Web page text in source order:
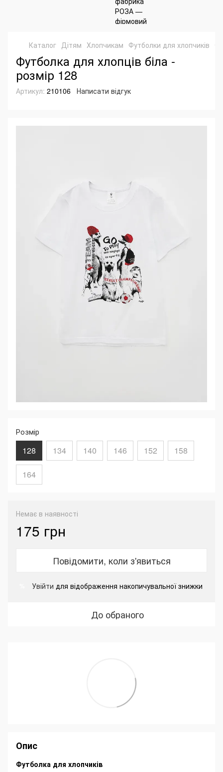
Каталог Дітям Хлопчикам Футболки для хлопчиків
Футболка для хлопців біла -
розмір 128
Артикул: 210106 Написати відгук
Розмір
128 134 140 146 152 158
164
Немає в наявності
175 грн
Повідомити, коли з'явиться
Увійти для відображення накопичувальної знижки
До обраного
Опис
Футболка для хлопчиків